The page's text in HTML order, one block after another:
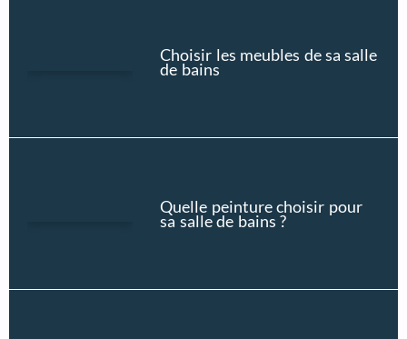
Choisir les meubles de sa salle
de bains
Quelle peinture choisir pour
sa salle de bains ?